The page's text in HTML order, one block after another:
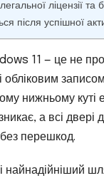
ліцензії та
після успішної
11 — це не
обліковим
нижньому куті
а всі
перешкод.